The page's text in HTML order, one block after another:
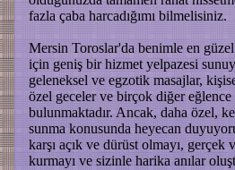
fazla çaba harcadığımı bilmelisiniz.
Mersin Toroslar'da benimle en
için geniş bir hizmet yelpazesi
geleneksel ve egzotik masajlar,
özel geceler ve birçok diğer
bulunmaktadır. Ancak, daha özel,
sunma konusunda heyecan
karşı açık ve dürüst olmayı, gerçek
kurmayı ve sizinle harika anılar